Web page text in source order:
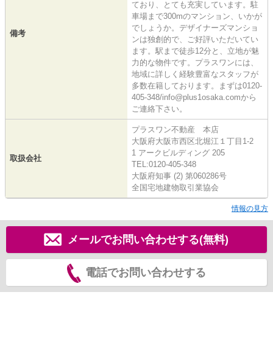
備考
ており、とても充実しています。駐
車場まで300mのマンション、いかが
でしょうか。デザイナーズマンショ
ンは独創的で、ご好評いただいてい
ます。駅まで徒歩12分と、立地が魅
力的な物件です。プラスワンには、
地域に詳しく経験豊富なスタッフが
多数在籍しております。まずは0120-
405-348/info@plus1osaka.comから
ご連絡下さい。
取扱会社
プラスワン不動産 本店
大阪府大阪市西区北堀江１丁目1-2
1 アークビルディング 205
TEL:0120-405-348
大阪府知事 (2) 第060286号
全国宅地建物取引業協会
情報の見方
メールでお問い合わせする(無料)
電話でお問い合わせする